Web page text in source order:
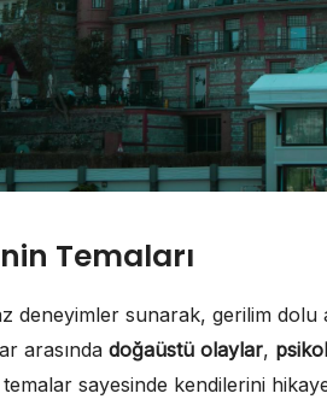
Temaları
deneyimler sunarak, gerilim dolu
arasında doğaüstü olaylar,
sayesinde kendilerini